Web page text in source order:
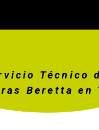
Técnico
Beretta en